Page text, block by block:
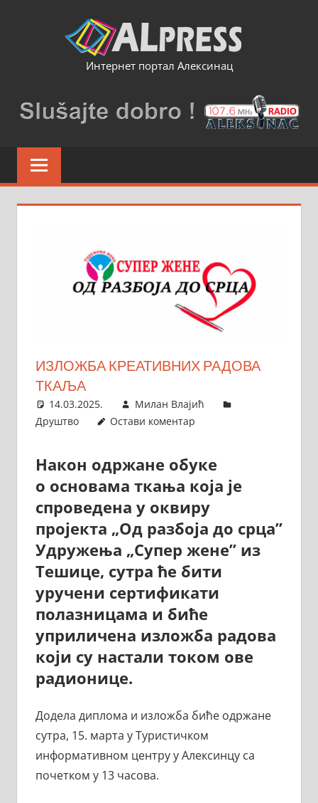
Интернет портал Алексинац
ИЗЛОЖБА КРЕАТИВНИХ РАДОВА
ТКАЉА
14.03.2025.
Милан Влајић
Друштво
Остави коментар
Након одржане обуке
о основама ткања која је
спроведена у оквиру
пројекта „Од разбоја до срца”
Удружења „Супер жене” из
Тешице, сутра ће бити
уручени сертификати
полазницама и биће
уприличена изложба радова
који су настали током ове
радионице.
Додела диплома и изложба биће одржане
сутра, 15. марта у Туристичком
информативном центру у Алексинцу са
почетком у 13 часова.